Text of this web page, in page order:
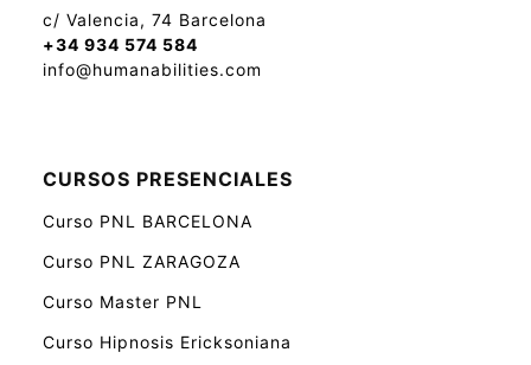
c/ Valencia, 74 Barcelona
+34 934 574 584
info@humanabilities.com
CURSOS PRESENCIALES
Curso PNL BARCELONA
Curso PNL ZARAGOZA
Curso Master PNL
Curso Hipnosis Ericksoniana